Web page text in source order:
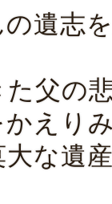
の遺志
父の
えり
な遺